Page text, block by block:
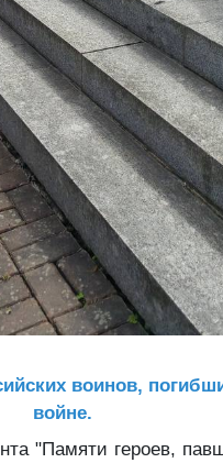
воинов,
войне.
"Памяти героев,